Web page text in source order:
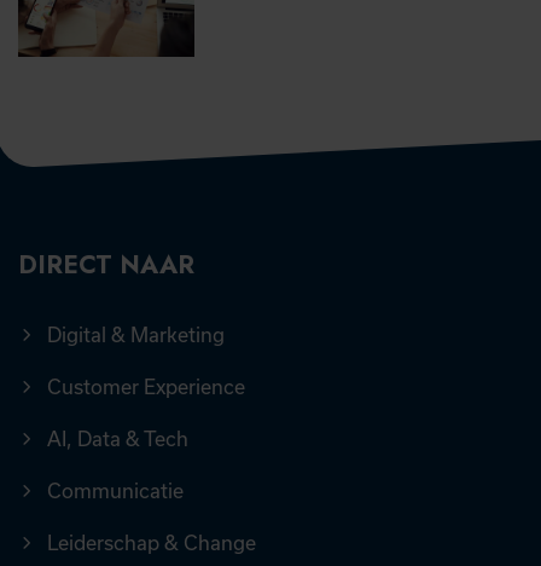
DIRECT NAAR
Digital & Marketing
Customer Experience
AI, Data & Tech
Communicatie
Leiderschap & Change